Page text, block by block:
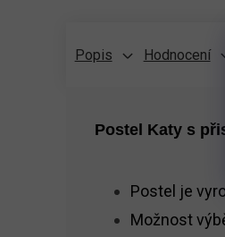
Popis Hodnocení
Postel Katy s
Postel je
Možnost